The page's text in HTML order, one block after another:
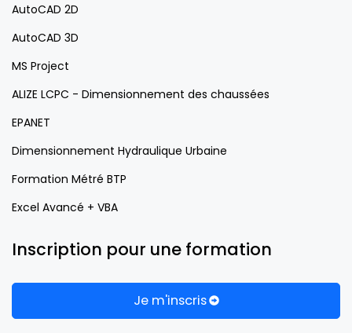
AutoCAD 2D
AutoCAD 3D
MS Project
ALIZE LCPC - Dimensionnement des chaussées
EPANET
Dimensionnement Hydraulique Urbaine
Formation Métré BTP
Excel Avancé + VBA
Inscription pour une formation
Je m'inscris